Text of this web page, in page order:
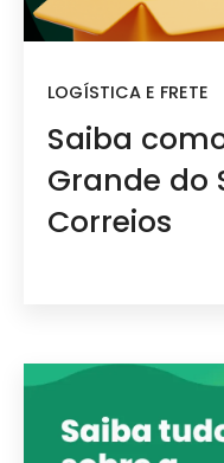
LOGÍSTICA E FRETE
Saiba
Grande do
Correios